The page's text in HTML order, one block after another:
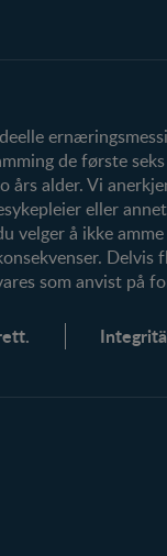
Våre merker
de første
års alder. Vi
eller
velger å ikke
som anvist på